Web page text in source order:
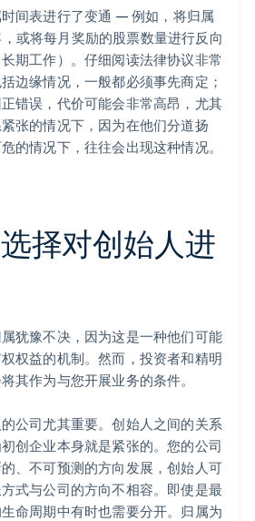
间表进行了变通 — 例如，将归属
或将每月奖励的股票数量进行反向
期工作）。仔细阅读法律协议非常
边缘情况，一般都必须事先商定；
错误，代价可能会非常高昂，尤其
张的情况下，因为在他们分道扬
的情况下，往往会出现这种情况。
择对创始人进
犹豫不决，因为这是一种他们可能
权益的机制。然而，投资者和精明
其作为与您开展业务的条件。
公司尤其重要。创始人之间的关系
创企业本身就是紧张的。您的公司
、不可预测的方向发展，创始人可
式与公司的方向不相容。即使是最
命周期中有时也需要分开。归属为